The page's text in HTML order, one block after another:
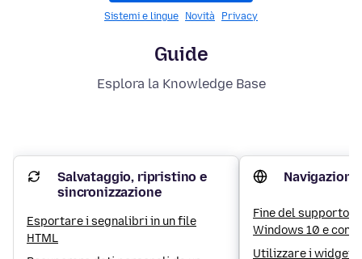
Guide
Esplora la Knowledge Base
Sistemi e lingue Novità Privacy
Salvataggio, ripristino e
sincronizzazione
Esportare i segnalibri in un file
HTML
Navigazione
Fine del supporto
Windows 10 e
utenti di Firefox
Utilizzare i widget